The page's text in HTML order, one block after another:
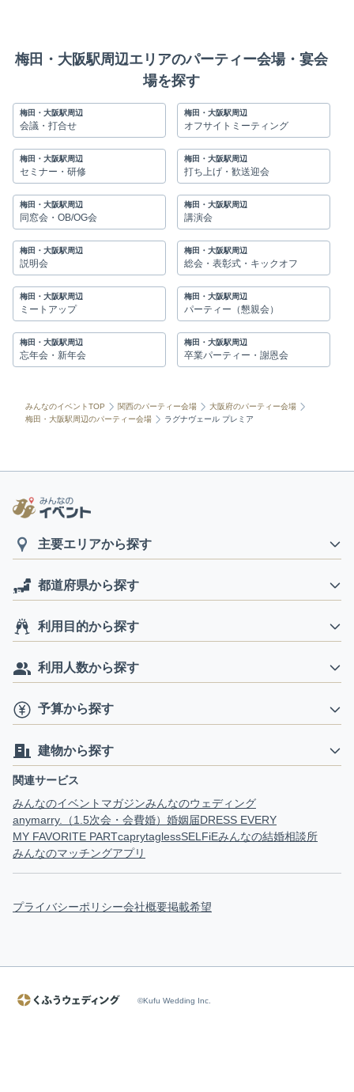
梅田・大阪駅周辺エリアのパーティー会場・宴会
場を探す
梅田・大阪駅周辺
会議・打合せ
梅田・大阪駅周辺
オフサイトミーティング
梅田・大阪駅周辺
セミナー・研修
梅田・大阪駅周辺
打ち上げ・歓送迎会
梅田・大阪駅周辺
同窓会・OB/OG会
梅田・大阪駅周辺
講演会
梅田・大阪駅周辺
説明会
梅田・大阪駅周辺
総会・表彰式・キックオフ
梅田・大阪駅周辺
ミートアップ
梅田・大阪駅周辺
パーティー（懇親会）
梅田・大阪駅周辺
忘年会・新年会
梅田・大阪駅周辺
卒業パーティー・謝恩会
みんなのイベントTOP 関西のパーティー会場
大阪府のパーティー会場
梅田・大阪駅周辺のパーティー会場
ラグナヴェール プレミア
主要エリアから探す
都道府県から探す
利用目的から探す
利用人数から探す
予算から探す
建物から探す
関連サービス
みんなのイベントマガジンみんなのウェディング
anymarry.（1.5次会・会費婚） 婚姻届DRESS EVERY
MY FAVORITE PARTcaprytaglessSELFiEみんなの結婚相談所
みんなのマッチングアプリ
プライバシーポリシー会社概要掲載希望
©Kufu Wedding Inc.